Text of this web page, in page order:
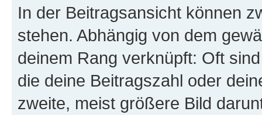
In der Beitragsansicht können
stehen. Abhängig von dem
deinem Rang verknüpft: Oft
die deine Beitragszahl oder
zweite, meist größere Bild